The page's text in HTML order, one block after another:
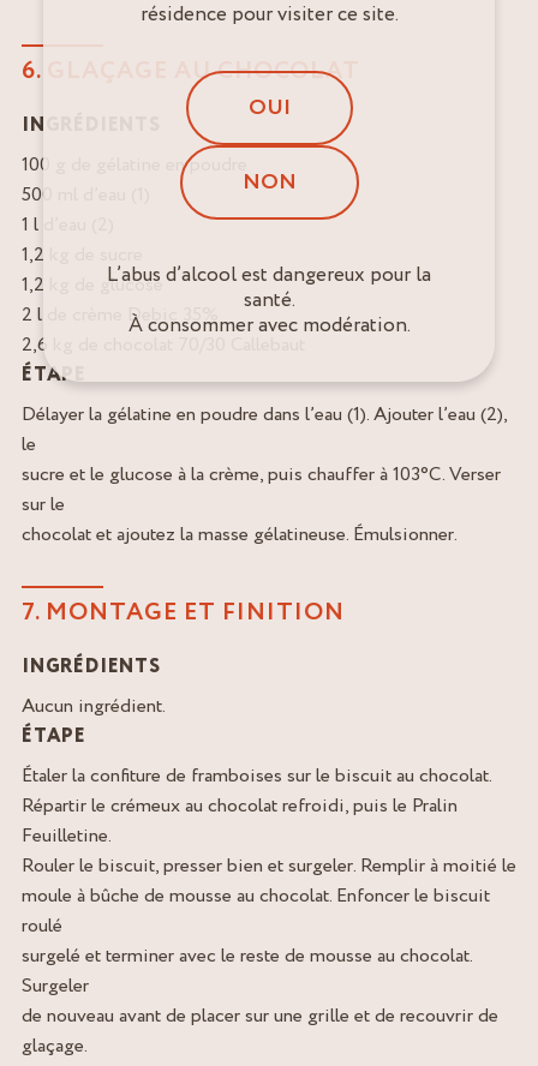
6. GLAÇAGE AU CHOCOLAT
INGRÉDIENTS
100 g de gélatine en poudre
500 ml d’eau (1)
1 l d’eau (2)
1,2 kg de sucre
1,2 kg de glucose
2 l de crème Debic 35%
2,6 kg de chocolat 70/30 Callebaut
ÉTAPE
Délayer la gélatine en poudre dans l’eau (1). Ajouter l’eau (2),
le
sucre et le glucose à la crème, puis chauffer à 103°C. Verser
sur le
chocolat et ajoutez la masse gélatineuse. Émulsionner.
7. MONTAGE ET FINITION
INGRÉDIENTS
Aucun ingrédient.
ÉTAPE
Étaler la confiture de framboises sur le biscuit au chocolat.
Répartir le crémeux au chocolat refroidi, puis le Pralin
Feuilletine.
Rouler le biscuit, presser bien et surgeler. Remplir à moitié le
moule à bûche de mousse au chocolat. Enfoncer le biscuit
roulé
surgelé et terminer avec le reste de mousse au chocolat.
Surgeler
de nouveau avant de placer sur une grille et de recouvrir de
glaçage.
résidence pour visiter ce site.
OUI
NON
L’abus d’alcool est dangereux pour la
santé.
À consommer avec modération.